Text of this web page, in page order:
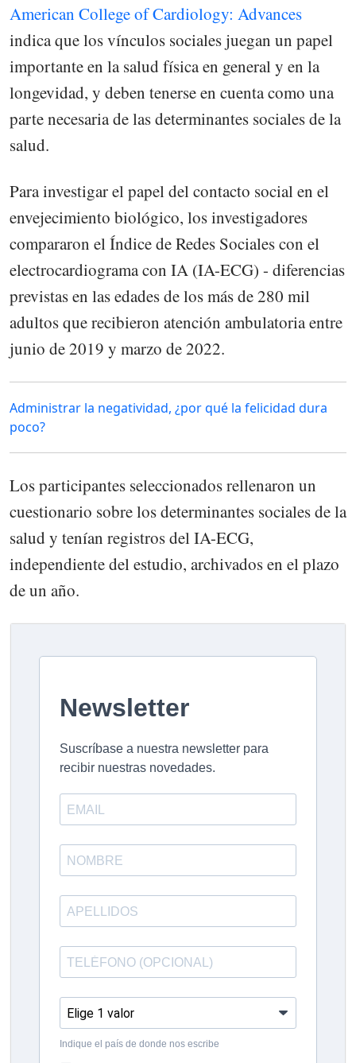
American College of Cardiology: Advances
indica que los vínculos sociales juegan un papel
importante en la salud física en general y en la
longevidad, y deben tenerse en cuenta como una
parte necesaria de las determinantes sociales de la
salud.
Para investigar el papel del contacto social en el
envejecimiento biológico, los investigadores
compararon el Índice de Redes Sociales con el
electrocardiograma con IA (IA-ECG) - diferencias
previstas en las edades de los más de 280 mil
adultos que recibieron atención ambulatoria entre
junio de 2019 y marzo de 2022.
Administrar la negatividad, ¿por qué la felicidad dura
poco?
Los participantes seleccionados rellenaron un
cuestionario sobre los determinantes sociales de la
salud y tenían registros del IA-ECG,
independiente del estudio, archivados en el plazo
de un año.